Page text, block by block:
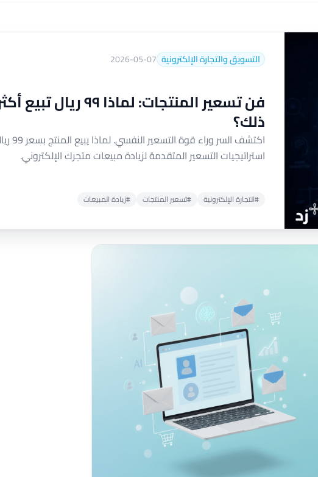
التسويق والتجارة الإلكترونية 2026-05-07
ذلك؟
استراتيجيات التسعير المتقدمة لزيادة مبيعات متجرك الإلكتروني.
#التجارة الإلكترونية #تسعير المنتجات #زيادة المبيعات